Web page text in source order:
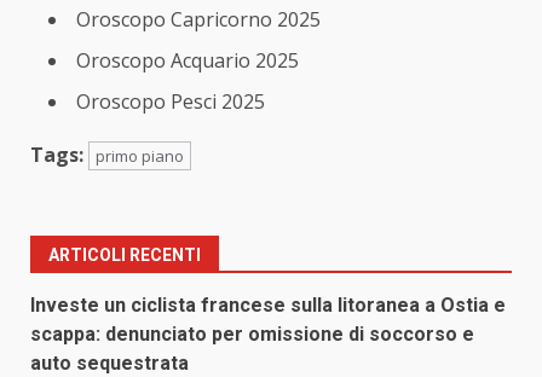
Oroscopo Capricorno 2025
Oroscopo Acquario 2025
Oroscopo Pesci 2025
Tags:
primo piano
ARTICOLI RECENTI
Investe un ciclista francese sulla litoranea a Ostia e
scappa: denunciato per omissione di soccorso e
auto sequestrata